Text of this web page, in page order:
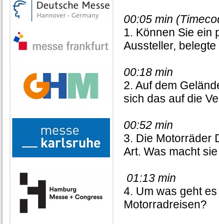
00:05 min
1. Können Sie ein
Aussteller,
00:18 min
2. Auf dem
sich das auf die
00:52 min
3. Die Motorräder
Art. Was macht
01:13 min
4. Um was geht
Motorradreisen?